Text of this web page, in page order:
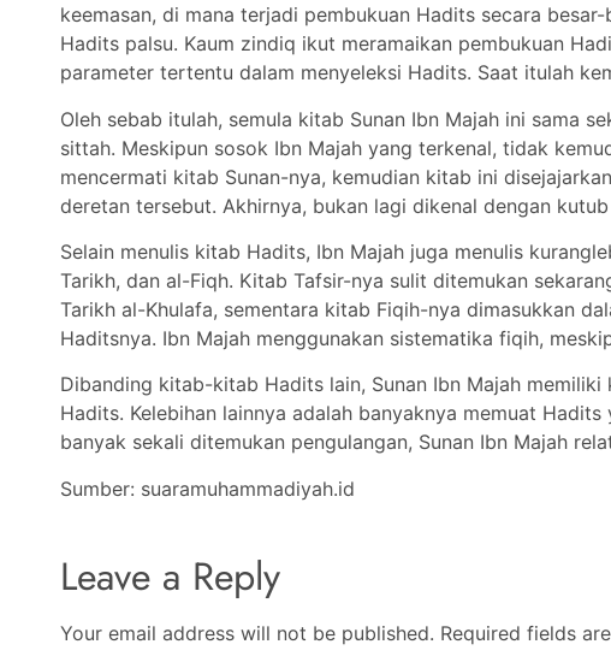
keemasan, di mana terjadi pembukuan Hadits secara
Hadits palsu. Kaum zindiq ikut meramaikan pembukuan
parameter tertentu dalam menyeleksi Hadits. Saat itulah
Oleh sebab itulah, semula kitab Sunan Ibn Majah ini sama
sittah. Meskipun sosok Ibn Majah yang terkenal, tidak
mencermati kitab Sunan-nya, kemudian kitab ini
deretan tersebut. Akhirnya, bukan lagi dikenal dengan
Selain menulis kitab Hadits, Ibn Majah juga menulis
Tarikh, dan al-Fiqh. Kitab Tafsir-nya sulit ditemukan
Tarikh al-Khulafa, sementara kitab Fiqih-nya dimasukkan
Haditsnya. Ibn Majah menggunakan sistematika fiqih,
Dibanding kitab-kitab Hadits lain, Sunan Ibn Majah
Hadits. Kelebihan lainnya adalah banyaknya memuat
banyak sekali ditemukan pengulangan, Sunan Ibn Majah
Sumber: suaramuhammadiyah.id
Leave a Reply
Your email address will not be published. Required fields